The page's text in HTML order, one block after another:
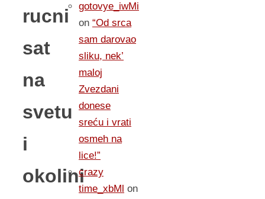
rucni
sat
na
svetu
i
okolini
gotovye_iwMi
on “Od srca
sam darovao
sliku, nek’
maloj
Zvezdani
donese
sreću i vrati
osmeh na
lice!”
crazy
time_xbMl on